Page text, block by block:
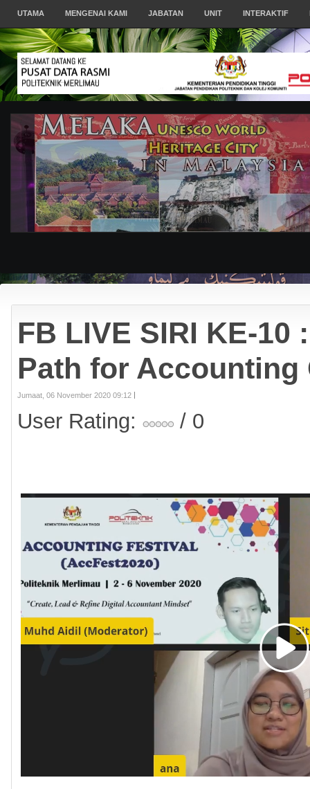
UTAMA MENGENAI KAMI JABATAN UNIT INTERAKTIF
FB LIVE SIRI KE-
Path for Accounting
Jumaat, 06 November 2020 09:12
User Rating: / 0